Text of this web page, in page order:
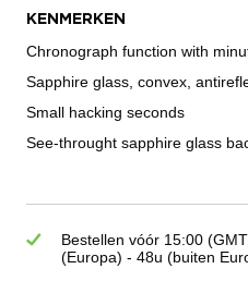
KENMERKEN
Chronograph function with
Sapphire glass, convex,
Small hacking seconds
See-throught sapphire glass
Bestellen vóór 15:00
(Europa) - 48u (buiten